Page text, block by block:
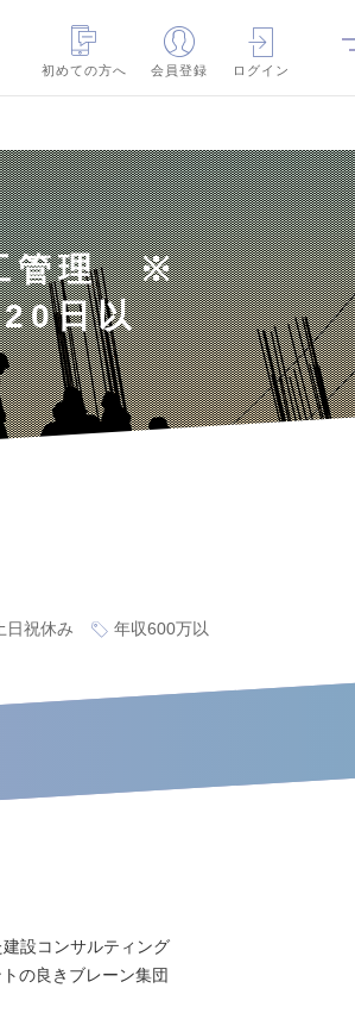
初めての方へ
会員登録 ログイン
管理 ※
日以
日祝休み
年収600万以
設コンサルティング
の良きブレーン集団